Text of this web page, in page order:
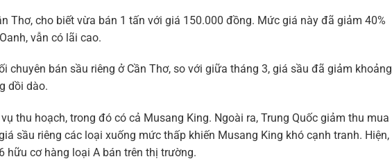
Thơ, cho biết vừa bán 1 tấn với giá 150.000 đồng. Mức giá này đã giảm 40%
vẫn có lãi cao.
chuyên bán sầu riêng ở Cần Thơ, so với giữa tháng 3, giá sầu đã giảm khoảng
dồi dào.
thu hoạch, trong đó có cả Musang King. Ngoài ra, Trung Quốc giảm thu mua
sầu riêng các loại xuống mức thấp khiến Musang King khó cạnh tranh. Hiện,
hữu cơ hàng loại A bán trên thị trường.